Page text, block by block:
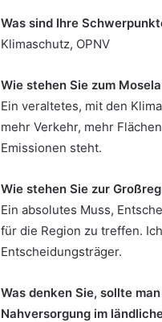
Was sind Ihre
Klimaschutz, OPNV
Wie stehen Sie zum
Ein veraltetes, mit den
mehr Verkehr, mehr
Emissionen steht.
Wie stehen Sie zur
Ein absolutes Muss,
für die Region zu treffen.
Entscheidungsträger.
Was denken Sie, sollte
Nahversorgung im